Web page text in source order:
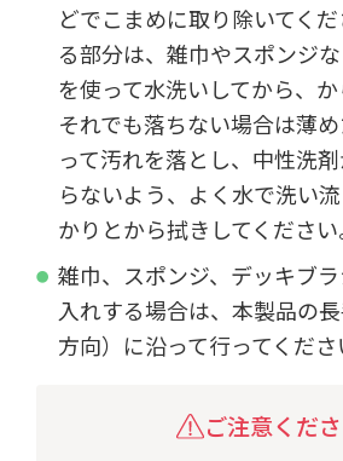
どでこまめに取り除いてく
る部分は、雑巾やスポンジ
を使って水洗いしてから、か
それでも落ちない場合は薄
って汚れを落とし、中性洗
らないよう、よく水で洗い
かりとから拭きしてください
雑巾、スポンジ、デッキブ
入れする場合は、本製品の
方向）に沿って行ってくださ
ご注意くだ